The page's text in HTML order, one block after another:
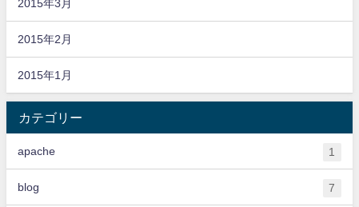
2015年3月
2015年2月
2015年1月
カテゴリー
apache 1
blog 7